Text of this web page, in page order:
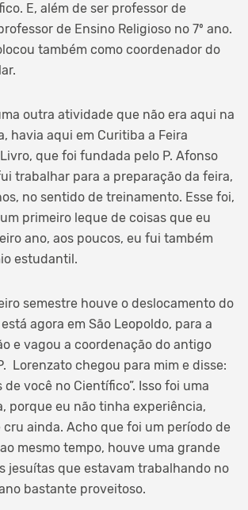
E, além de ser professor de
de Ensino Religioso no 7º ano.
também como coordenador do
outra atividade que não era aqui na
havia aqui em Curitiba a Feira
que foi fundada pelo P. Afonso
trabalhar para a preparação da feira,
no sentido de treinamento. Esse foi,
primeiro leque de coisas que eu
ano, aos poucos, eu fui também
estudantil.
semestre houve o deslocamento do
agora em São Leopoldo, para a
e vagou a coordenação do antigo
Lorenzato chegou para mim e disse:
de você no Científico”. Isso foi uma
porque eu não tinha experiência,
ainda. Acho que foi um período de
mesmo tempo, houve uma grande
jesuítas que estavam trabalhando no
bastante proveitoso.